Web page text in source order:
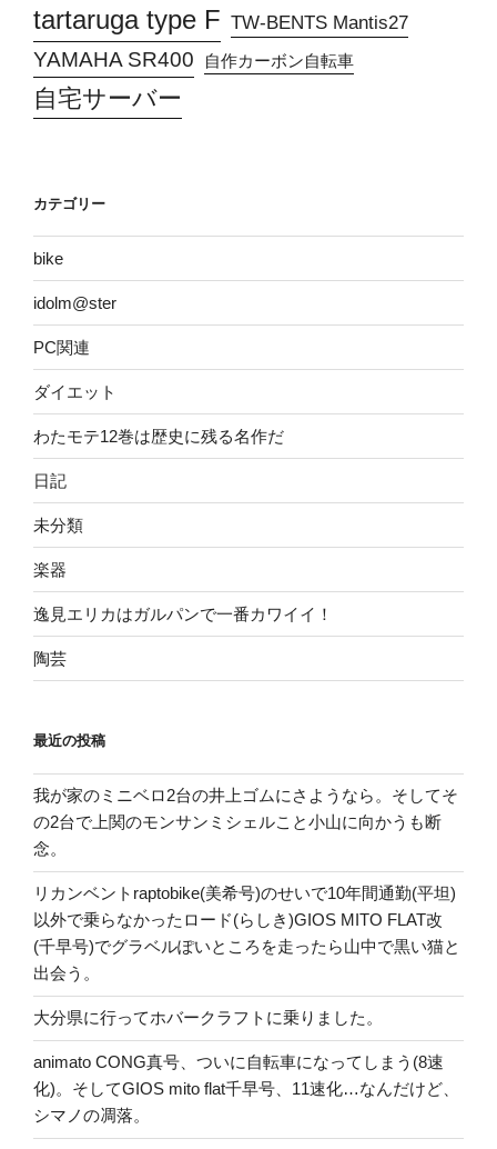
tartaruga type F TW-BENTS Mantis27
YAMAHA SR400 自作カーボン自転車
自宅サーバー
カテゴリー
bike
idolm@ster
PC関連
ダイエット
わたモテ12巻は歴史に残る名作だ
日記
未分類
楽器
逸見エリカはガルパンで一番カワイイ！
陶芸
最近の投稿
我が家のミニベロ2台の井上ゴムにさようなら。そしてそ
の2台で上関のモンサンミシェルこと小山に向かうも断
念。
リカンベントraptobike(美希号)のせいで10年間通勤(平坦)
以外で乗らなかったロード(らしき)GIOS MITO FLAT改
(千早号)でグラベルぽいところを走ったら山中で黒い猫と
出会う。
大分県に行ってホバークラフトに乗りました。
animato CONG真号、ついに自転車になってしまう(8速
化)。そしてGIOS mito flat千早号、11速化…なんだけど、
シマノの凋落。